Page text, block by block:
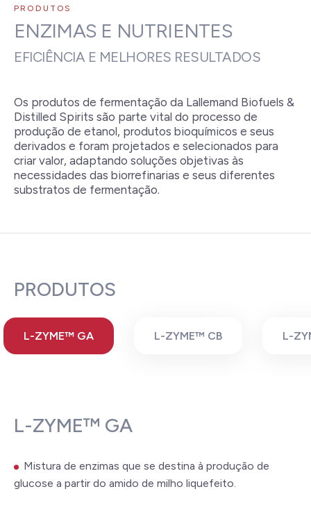
PRODUTOS
ENZIMAS E NUTRIENTES
EFICIÊNCIA E MELHORES RESULTADOS
Os produtos de fermentação da Lallemand Biofuels &
Distilled Spirits são parte vital do processo de
produção de etanol, produtos bioquímicos e seus
derivados e foram projetados e selecionados para
criar valor, adaptando soluções objetivas às
necessidades das biorrefinarias e seus diferentes
substratos de fermentação.
PRODUTOS
L-ZYME™ GA L-ZYME™ CB L-
L-ZYME™ GA
Mistura de enzimas que se destina à produção de
glucose a partir do amido de milho liquefeito.